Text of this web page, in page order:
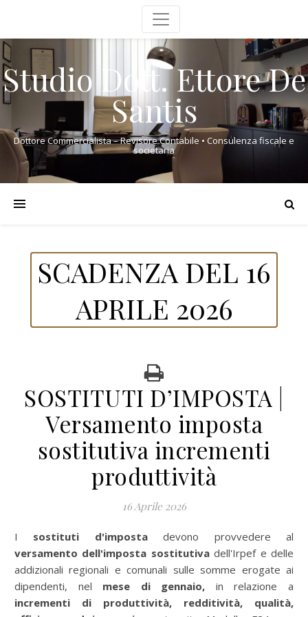
Studio Dott. Ettore De
Santis
Dottore Commercialista – Revisore Contabile • Consulenza fiscale e
societaria
SCADENZA DEL 16
APRILE 2026
SOSTITUTI D’IMPOSTA |
Versamento imposta
sostitutiva incrementi
produttività
16 Aprile 2026
sostituti d'impostadevono provvedere al
versamento dell'imposta sostitutivadell'Irpef e delle
addizionali regionali e comunali sulle somme erogate ai
dipendenti, nel mese di gennaio, in relazione a
incrementi di produttività, redditività, qualità,